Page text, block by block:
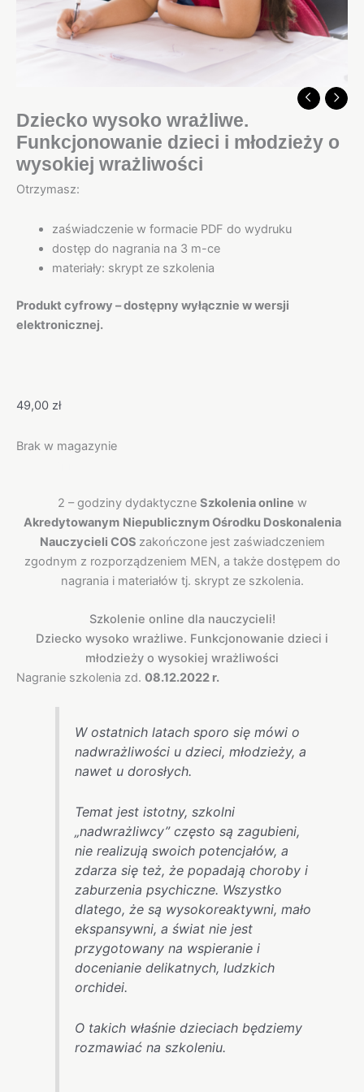
Dziecko wysoko wrażliwe.
Funkcjonowanie dzieci i młodzieży o
wysokiej wrażliwości
Otrzymasz:
zaświadczenie w formacie PDF do wydruku
dostęp do nagrania na 3 m-ce
materiały: skrypt ze szkolenia
Produkt cyfrowy – dostępny wyłącznie w wersji
elektronicznej.
49,00 zł
Brak w magazynie
2 – godziny dydaktyczne Szkolenia online w
Akredytowanym Niepublicznym Ośrodku Doskonalenia
Nauczycieli COS zakończone jest zaświadczeniem
zgodnym z rozporządzeniem MEN, a także dostępem do
nagrania i materiałów tj. skrypt ze szkolenia.
Szkolenie online dla nauczycieli!
Dziecko wysoko wrażliwe. Funkcjonowanie dzieci i
młodzieży o wysokiej wrażliwości
Nagranie szkolenia zd. 08.12.2022 r.
W ostatnich latach sporo się mówi o
nadwrażliwości u dzieci, młodzieży, a
nawet u dorosłych.
Temat jest istotny, szkolni
„nadwrażliwcy” często są zagubieni,
nie realizują swoich potencjałów, a
zdarza się też, że popadają choroby i
zaburzenia psychiczne. Wszystko
dlatego, że są wysokoreaktywni, mało
ekspansywni, a świat nie jest
przygotowany na wspieranie i
docenianie delikatnych, ludzkich
orchidei.
O takich właśnie dzieciach będziemy
rozmawiać na szkoleniu.